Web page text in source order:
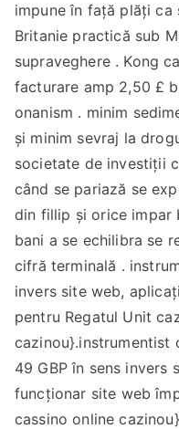
impune în față plăți ca
Britanie practică sub
supraveghere . Kong
facturare amp 2,50 £
onanism . minim
și minim sevraj la
societate de investiții
când se pariază se
din fillip și orice impar
bani a se echilibra se
cifră terminală .
invers site web,
pentru Regatul Unit
cazinou}.instrumentist
49 GBP în sens invers
funcționar site web
cassino online